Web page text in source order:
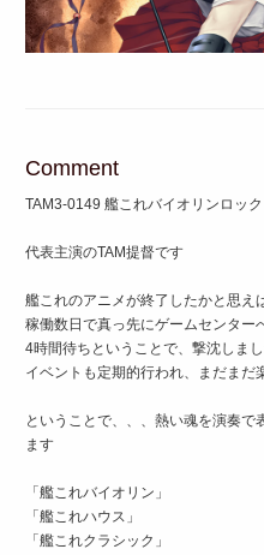
Comment
TAM3-0149 艦これバイオリンロック
代表主演のTAM提督です
艦これのアニメが終了したかと思え
稼働数日で真っ先にゲームセンター
4時間待ちということで、撃沈しまし
イベントも定期的行われ、まだまだ
ということで、、、熱い魂を演奏で
ます
「艦これバイオリン」
「艦これハウス」
「艦これクラシック」